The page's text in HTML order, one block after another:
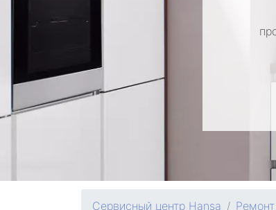
Сервисный центр Hansa